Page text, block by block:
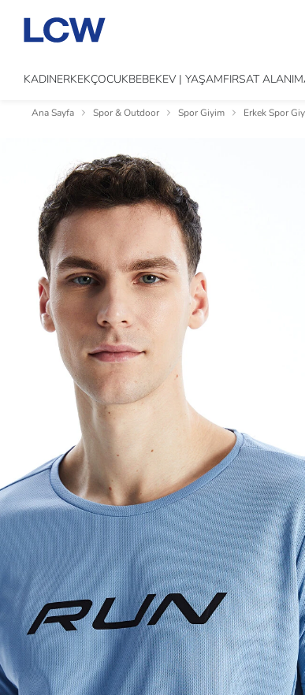
KADINERKEKÇOCUKBEBEKEV | YAŞAMFIRSAT ALANI
Ana Sayfa Spor & Outdoor Spor Giyim Erkek Spor